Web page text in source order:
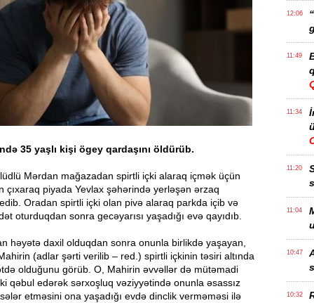
35 yaşlı kişi ögey qardaşını öldürüb.
Mərdan mağazadan spirtli içki alaraq içmək üçün
çıxaraq piyada Yevlax şəhərində yerləşən ərzaq
Oradan spirtli içki olan pivə alaraq parkda içib və
oturduqdan sonra gecəyarısı yaşadığı evə qayıdıb.
həyətə daxil olduqdan sonra onunla birlikdə yaşayan,
(adlar şərti verilib – red.) spirtli içkinin təsiri altında
olduğunu görüb. O, Mahirin əvvəllər də mütəmadi
qəbul edərək sərxoşluq vəziyyətində onunla əsassız
etməsini ona yaşadığı evdə dinclik verməməsi ilə
12:06
11:49
11:34
11:20
11:04
10:47
10:32